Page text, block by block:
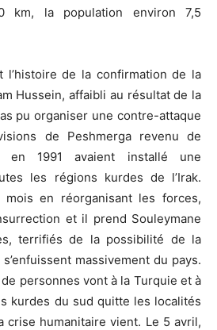
km, la population environ 7,5
l’histoire de la confirmation de la
Hussein, affaibli au résultat de la
pu organiser une contre-attaque
de Peshmerga revenu de
en 1991 avaient installé une
les régions kurdes de l’Irak.
mois en réorganisant les forces,
et il prend Souleymane
terrifiés de la possibilité de la
massivement du pays.
personnes vont à la Turquie et à
kurdes du sud quitte les localités
crise humanitaire vient. Le 5 avril,